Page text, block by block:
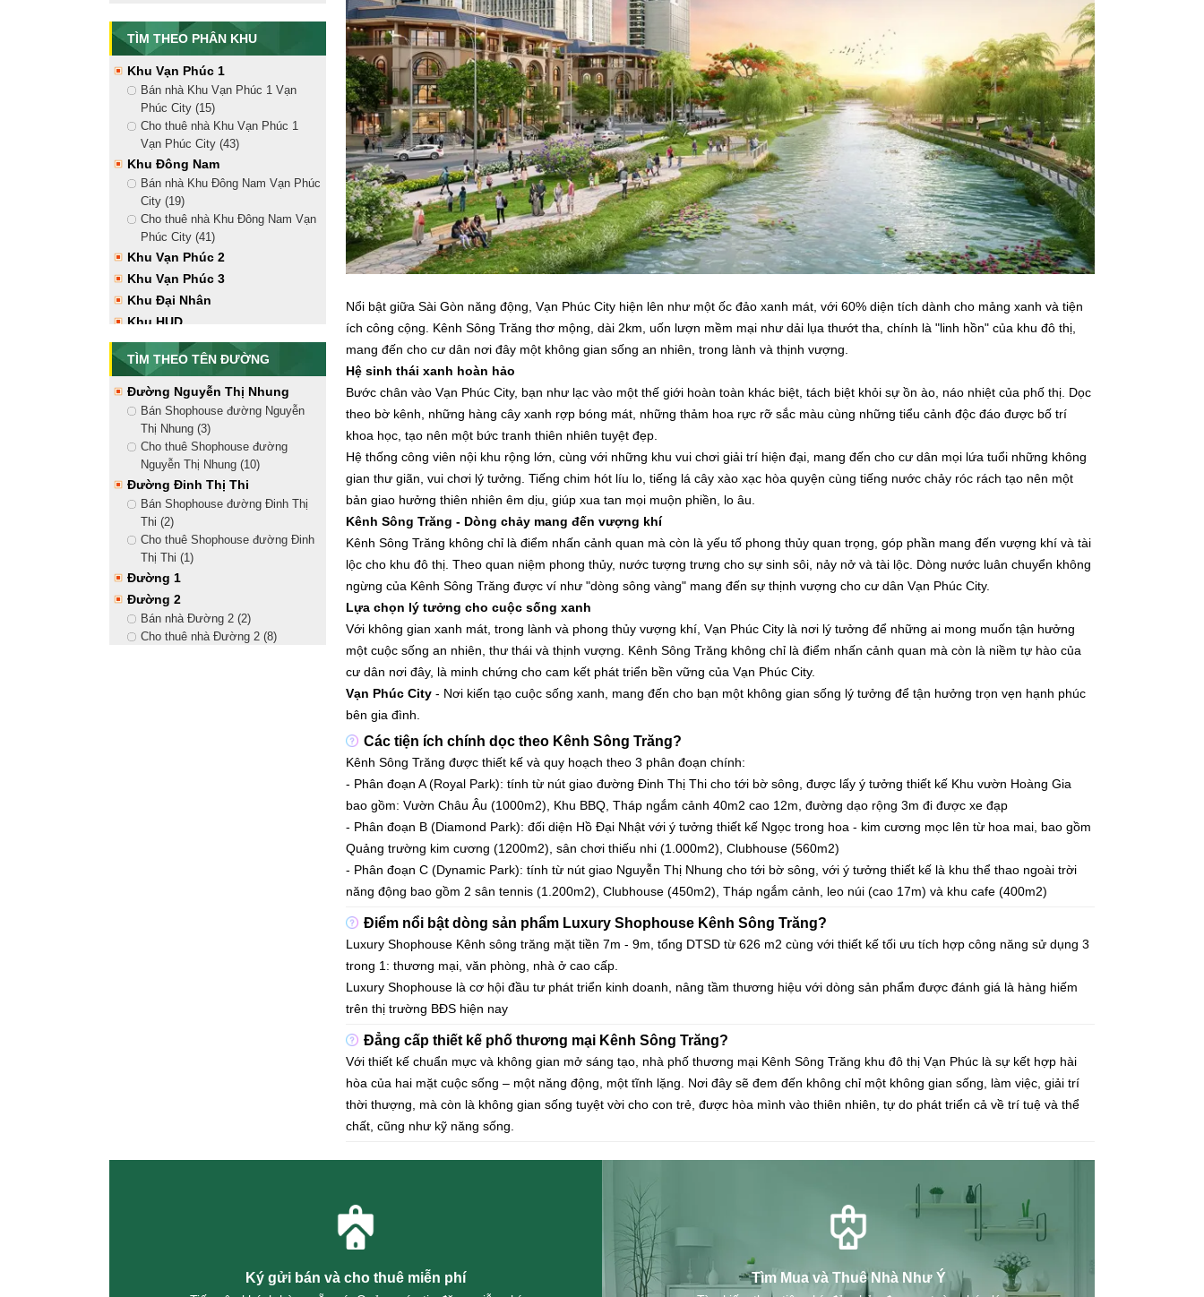
Nổi bật giữa Sài Gòn năng động, Vạn Phúc City hiện lên như một ốc đảo xanh mát, với 60% diện tích dành cho mảng xanh và tiện
ích công cộng. Kênh Sông Trăng thơ mộng, dài 2km, uốn lượn mềm mại như dải lụa thướt tha, chính là "linh hồn" của khu đô thị,
mang đến cho cư dân nơi đây một không gian sống an nhiên, trong lành và thịnh vượng.
Hệ sinh thái xanh hoàn hảo
Bước chân vào Vạn Phúc City, bạn như lạc vào một thế giới hoàn toàn khác biệt, tách biệt khỏi sự ồn ào, náo nhiệt của phố thị. Dọc
theo bờ kênh, những hàng cây xanh rợp bóng mát, những thảm hoa rực rỡ sắc màu cùng những tiểu cảnh độc đáo được bố trí
khoa học, tạo nên một bức tranh thiên nhiên tuyệt đẹp.
Hệ thống công viên nội khu rộng lớn, cùng với những khu vui chơi giải trí hiện đại, mang đến cho cư dân mọi lứa tuổi những không
gian thư giãn, vui chơi lý tưởng. Tiếng chim hót líu lo, tiếng lá cây xào xạc hòa quyện cùng tiếng nước chảy róc rách tạo nên một
bản giao hưởng thiên nhiên êm dịu, giúp xua tan mọi muộn phiền, lo âu.
Kênh Sông Trăng - Dòng chảy mang đến vượng khí
Kênh Sông Trăng không chỉ là điểm nhấn cảnh quan mà còn là yếu tố phong thủy quan trọng, góp phần mang đến vượng khí và tài
lộc cho khu đô thị. Theo quan niệm phong thủy, nước tượng trưng cho sự sinh sôi, nảy nở và tài lộc. Dòng nước luân chuyển không
ngừng của Kênh Sông Trăng được ví như "dòng sông vàng" mang đến sự thịnh vượng cho cư dân Vạn Phúc City.
Lựa chọn lý tưởng cho cuộc sống xanh
Với không gian xanh mát, trong lành và phong thủy vượng khí, Vạn Phúc City là nơi lý tưởng để những ai mong muốn tận hưởng
một cuộc sống an nhiên, thư thái và thịnh vượng. Kênh Sông Trăng không chỉ là điểm nhấn cảnh quan mà còn là niềm tự hào của
cư dân nơi đây, là minh chứng cho cam kết phát triển bền vững của Vạn Phúc City.
Vạn Phúc City - Nơi kiến tạo cuộc sống xanh, mang đến cho bạn một không gian sống lý tưởng để tận hưởng trọn vẹn hạnh phúc
bên gia đình.
Các tiện ích chính dọc theo Kênh Sông Trăng?
Kênh Sông Trăng được thiết kế và quy hoạch theo 3 phân đoạn chính:
- Phân đoạn A (Royal Park): tính từ nút giao đường Đinh Thị Thi cho tới bờ sông, được lấy ý tưởng thiết kế Khu vườn Hoàng Gia
bao gồm: Vườn Châu Âu (1000m2), Khu BBQ, Tháp ngắm cảnh 40m2 cao 12m, đường dạo rộng 3m đi được xe đạp
​​​​​​​- Phân đoạn B (Diamond Park): đối diện Hồ Đại Nhật với ý tưởng thiết kế Ngọc trong hoa - kim cương mọc lên từ hoa mai, bao gồm
Quảng trường kim cương (1200m2), sân chơi thiếu nhi (1.000m2), Clubhouse (560m2)
- Phân đoạn C (Dynamic Park): tính từ nút giao Nguyễn Thị Nhung cho tới bờ sông, với ý tưởng thiết kế là khu thể thao ngoài trời
năng động bao gồm 2 sân tennis (1.200m2), Clubhouse (450m2), Tháp ngắm cảnh, leo núi (cao 17m) và khu cafe (400m2)
Điểm nổi bật dòng sản phẩm Luxury Shophouse Kênh Sông Trăng?
Luxury Shophouse Kênh sông trăng mặt tiền 7m - 9m, tổng DTSD từ 626 m2 cùng với thiết kế tối ưu tích hợp công năng sử dụng 3
trong 1: thương mại, văn phòng, nhà ở cao cấp.
Luxury Shophouse là cơ hội đầu tư phát triển kinh doanh, nâng tầm thương hiệu với dòng sản phẩm được đánh giá là hàng hiếm
trên thị trường BĐS hiện nay
Đẳng cấp thiết kế phố thương mại Kênh Sông Trăng?
Với thiết kế chuẩn mực và không gian mở sáng tạo, nhà phố thương mại Kênh Sông Trăng khu đô thị Vạn Phúc là sự kết hợp hài
hòa của hai mặt cuộc sống – một năng động, một tĩnh lặng. Nơi đây sẽ đem đến không chỉ một không gian sống, làm việc, giải trí
thời thượng, mà còn là không gian sống tuyệt vời cho con trẻ, được hòa mình vào thiên nhiên, tự do phát triển cả về trí tuệ và thể
chất, cũng như kỹ năng sống.
Bán biệt thự Mansion Vạn Phúc
(2)
Cho thuê biệt thự Mansion Vạn
Phúc (1)
Bắc
Bán nhà hướng Bắc Vạn Phúc
City (4)
Cho thuê nhà hướng Bắc Vạn
Phúc City (10)
Đông Bắc
Bán nhà hướng Đông Bắc Vạn
Phúc City (5)
Cho thuê nhà hướng Đông Bắc
Vạn Phúc City (14)
Đông Nam
Bán nhà hướng Đông Nam Vạn
Phúc City (5)
Cho thuê nhà hướng Đông Nam
Vạn Phúc City (12)
Tây Bắc
Bán nhà hướng Tây Bắc Vạn
Phúc City (7)
Cho thuê nhà hướng Tây Bắc Vạn
Phúc City (17)
Tây Nam
Bán nhà hướng Tây Nam Vạn
Phúc City (9)
Cho thuê nhà hướng Tây Nam
Vạn Phúc City (17)
TÌM THEO PHÂN KHU
Khu Vạn Phúc 1
Bán nhà Khu Vạn Phúc 1 Vạn
Phúc City (15)
Cho thuê nhà Khu Vạn Phúc 1
Vạn Phúc City (43)
Khu Đông Nam
Bán nhà Khu Đông Nam Vạn Phúc
City (19)
Cho thuê nhà Khu Đông Nam Vạn
Phúc City (41)
Khu Vạn Phúc 2
Khu Vạn Phúc 3
Khu Đại Nhân
Khu HUD
TÌM THEO TÊN ĐƯỜNG
Đường Nguyễn Thị Nhung
Bán Shophouse đường Nguyễn
Thị Nhung (3)
Cho thuê Shophouse đường
Nguyễn Thị Nhung (10)
Đường Đinh Thị Thi
Bán Shophouse đường Đinh Thị
Thi (2)
Cho thuê Shophouse đường Đinh
Thị Thi (1)
Đường 1
Đường 2
Bán nhà Đường 2 (2)
Cho thuê nhà Đường 2 (8)
Ký gửi bán và cho thuê miễn phí Tìm Mua và Thuê Nhà Như Ý